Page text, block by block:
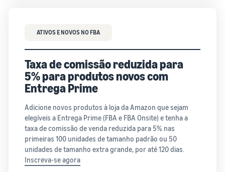
ATIVOS E NOVOS NO FBA
Taxa de comissão reduzida para
5% para produtos novos com
Entrega Prime
Adicione novos produtos à loja da Amazon que sejam
elegíveis a Entrega Prime (FBA e FBA Onsite) e tenha a
taxa de comissão de venda reduzida para 5% nas
primeiras 100 unidades de tamanho padrão ou 50
unidades de tamanho extra grande, por até 120 dias.
Inscreva-se agora